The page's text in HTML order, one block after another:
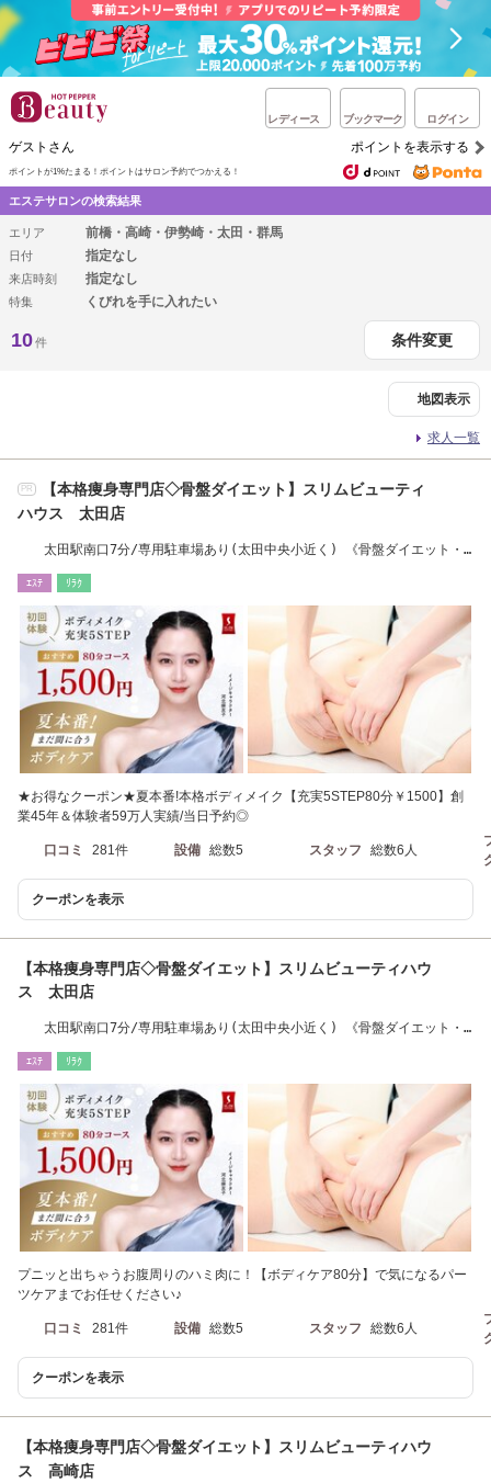
レディース ブックマーク ログイン
ゲストさん ポイントを表示する
ポイントが1%たまる！ ポイントはサロン予約でつかえる！
エステサロンの検索結果
エリア 前橋・高崎・伊勢崎・太田・群馬
日付 指定なし
来店時刻 指定なし
特集 くびれを手に入れたい
10件 条件変更
地図表示
求人一覧
PR
【本格痩身専門店◇骨盤ダイエット】スリムビューティ
ハウス 太田店
太田駅南口7分/専用駐車場あり(太田中央小近く) 《骨盤ダイエット・
ｴｽﾃ ﾘﾗｸ
★お得なクーポン★夏本番!本格ボディメイク【充実5STEP80分￥1500】創
業45年＆体験者59万人実績/当日予約◎
口コミ 281件 設備 総数5 スタッフ 総数6人
クーポンを表示
【本格痩身専門店◇骨盤ダイエット】スリムビューティハウ
ス 太田店
太田駅南口7分/専用駐車場あり(太田中央小近く) 《骨盤ダイエット・
ｴｽﾃ ﾘﾗｸ
プニッと出ちゃうお腹周りのハミ肉に！【ボディケア80分】で気になるパー
ツケアまでお任せください♪
口コミ 281件 設備 総数5 スタッフ 総数6人
クーポンを表示
【本格痩身専門店◇骨盤ダイエット】スリムビューティハウ
ス 高崎店